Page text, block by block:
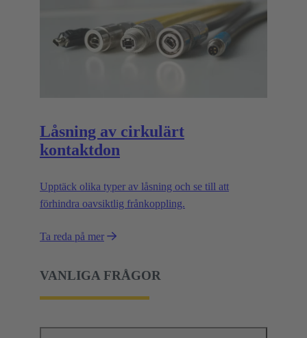
Låsning av cirkulärt
kontaktdon
Upptäck olika typer av låsning och se till att
förhindra oavsiktlig frånkoppling.
Ta reda på mer
VANLIGA FRÅGOR